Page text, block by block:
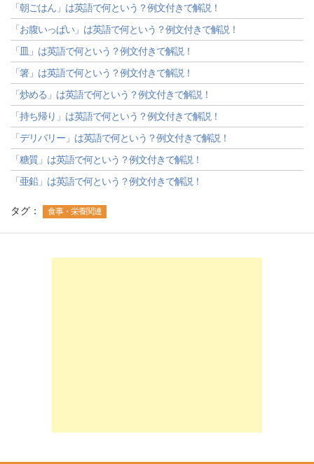
「朝ごはん」は英語で何という？例文付きで解説！
「お腹いっぱい」は英語で何という？例文付きで解説！
「皿」は英語で何という？例文付きで解説！
「箸」は英語で何という？例文付きで解説！
「炒める」は英語で何という？例文付きで解説！
「持ち帰り」は英語で何という？例文付きで解説！
「デリバリー」は英語で何という？例文付きで解説！
「糖質」は英語で何という？例文付きで解説！
「亜鉛」は英語で何という？例文付きで解説！
タグ： 食事・栄養関連